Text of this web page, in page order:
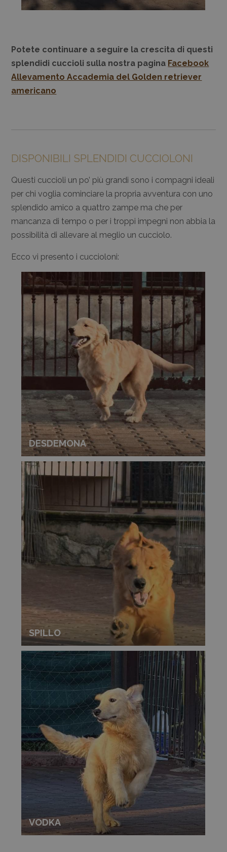
Potete continuare a seguire la crescita di questi
splendidi cuccioli sulla nostra pagina Facebook
Allevamento Accademia del Golden retriever
americano
DISPONIBILI SPLENDIDI CUCCIOLONI
Questi cuccioli un po’ più grandi sono i compagni ideali
per chi voglia cominciare la propria avventura con uno
splendido amico a quattro zampe ma che per
mancanza di tempo o per i troppi impegni non abbia la
possibilità di allevare al meglio un cucciolo.
Ecco vi presento i cuccioloni:
DESDEMONA
SPILLO
VODKA